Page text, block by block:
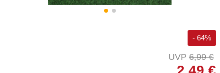
- 64%
6,99 €